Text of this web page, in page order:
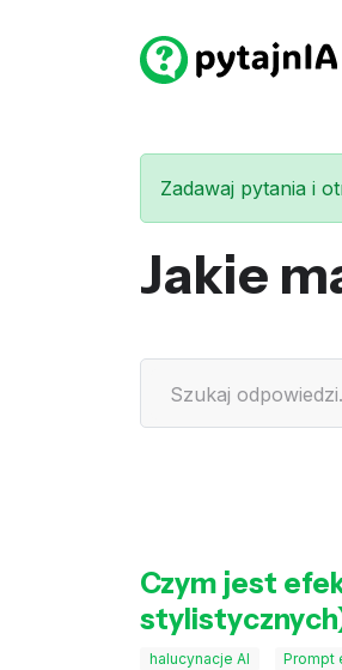
Zadawaj pytania i
Jakie
Czym jest
halucynacje AI Prompt